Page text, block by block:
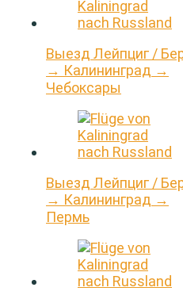
Выезд Лейпциг /
→ Калининград →
Чебоксары
Выезд Лейпциг /
→ Калининград →
Пермь